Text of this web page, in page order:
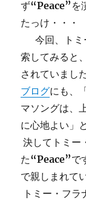
ず“Peace” を
たっけ・・・
今回、トミ
索してみると
されていまし
ブログにも、
マソングは、
に心地よい」
決してトミー
た“Peace”で
で親しまれて
トミー・フラ